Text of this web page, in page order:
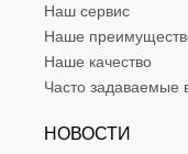
Наш сервис
Наше
Наше качество
Часто задаваемые
НОВОСТИ